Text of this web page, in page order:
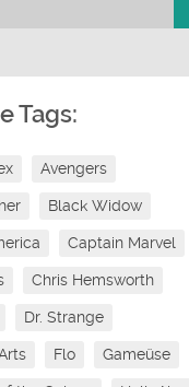
Tags:
Avengers
Black Widow
Captain Marvel
Chris Hemsworth
Dr. Strange
Flo Gameüse